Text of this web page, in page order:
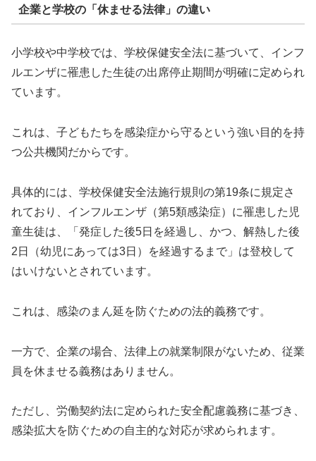
企業と学校の「休ませる法律」の違い
小学校や中学校では、学校保健安全法に基づいて、インフ
ルエンザに罹患した生徒の出席停止期間が明確に定められ
ています。
これは、子どもたちを感染症から守るという強い目的を持
つ公共機関だからです。
具体的には、学校保健安全法施行規則の第19条に規定さ
れており、インフルエンザ（第5類感染症）に罹患した児
童生徒は、「発症した後5日を経過し、かつ、解熱した後
2日（幼児にあっては3日）を経過するまで」は登校して
はいけないとされています。
これは、感染のまん延を防ぐための法的義務です。
一方で、企業の場合、法律上の就業制限がないため、従業
員を休ませる義務はありません。
ただし、労働契約法に定められた安全配慮義務に基づき、
感染拡大を防ぐための自主的な対応が求められます。